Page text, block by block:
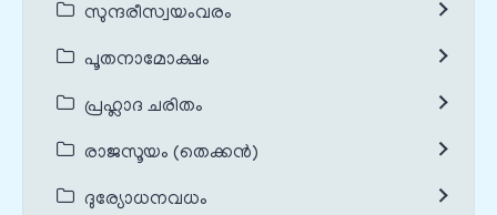
സുന്ദരീസ്വയംവരം
പൂതനാമോക്ഷം
പ്രഹ്ലാദ ചരിതം
രാജസൂയം (തെക്കൻ)
ദുര്യോധനവധം